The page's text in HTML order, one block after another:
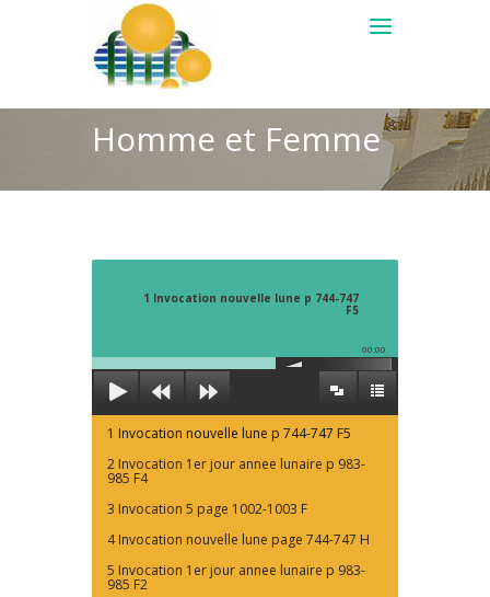
Homme et Femme
1 Invocation nouvelle lune p 744-747
F5
00:00
1 Invocation nouvelle lune p 744-747 F5
2 Invocation 1er jour annee lunaire p 983-
985 F4
3 Invocation 5 page 1002-1003 F
4 Invocation nouvelle lune page 744-747 H
5 Invocation 1er jour annee lunaire p 983-
985 F2